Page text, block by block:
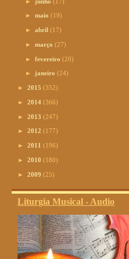
►maio(19)
►abril(17)
►março(27)
►fevereiro(20)
► janeiro(24)
► 2015 (352)
► 2014 (366)
► 2013 (247)
► 2012 (177)
► 2011 (196)
► 2010 (180)
► 2009 (25)
Liturgia Musical - Audio